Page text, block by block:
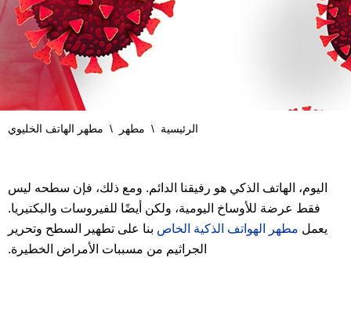
الرئيسية \ مطهر \ مطهر الهاتف الخليوي
اليوم، الهاتف الذكي هو رفيقنا الدائم. ومع ذلك، فإن سطحه ليس
فقط عرضة للأوساخ اليومية، ولكن أيضًا للفيروسات والبكتيريا.
يعمل مطهر الهواتف الذكية الخاص بنا على تطهير السطح وتحرير
الجراثيم من مسببات الأمراض الخطيرة.